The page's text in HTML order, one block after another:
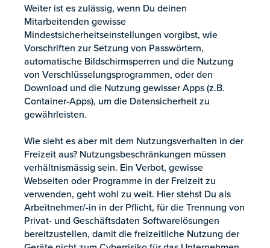
Weiter ist es zulässig, wenn Du deinen
Mitarbeitenden gewisse
Mindestsicherheitseinstellungen vorgibst, wie
Vorschriften zur Setzung von Passwörtern,
automatische Bildschirmsperren und die Nutzung
von Verschlüsselungsprogrammen, oder den
Download und die Nutzung gewisser Apps (z.B.
Container-Apps), um die Datensicherheit zu
gewährleisten.
Wie sieht es aber mit dem Nutzungsverhalten in der
Freizeit aus? Nutzungsbeschränkungen müssen
verhältnismässig sein. Ein Verbot, gewisse
Webseiten oder Programme in der Freizeit zu
verwenden, geht wohl zu weit. Hier stehst Du als
Arbeitnehmer/-in in der Pflicht, für die Trennung von
Privat- und Geschäftsdaten Softwarelösungen
bereitzustellen, damit die freizeitliche Nutzung der